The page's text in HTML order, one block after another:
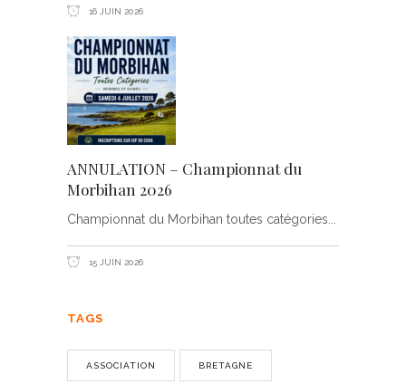
16 JUIN 2026
ANNULATION – Championnat du
Morbihan 2026
Championnat du Morbihan toutes catégories
15 JUIN 2026
TAGS
ASSOCIATION BRETAGNE